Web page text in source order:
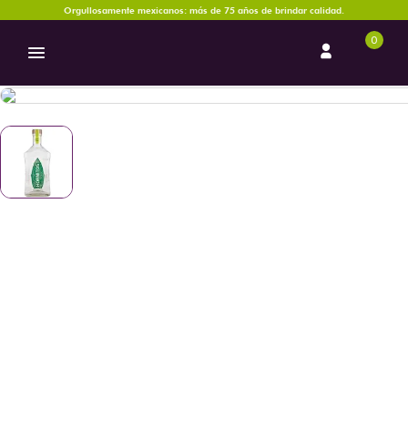
Orgullosamente mexicanos: más de 75 años de brindar calidad.
0